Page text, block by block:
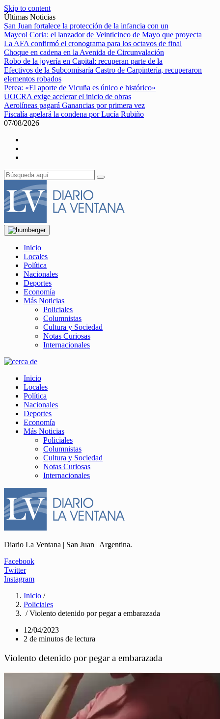
Skip to content
Últimas Noticias
San Juan fortalece la protección de la infancia con un
Maycol Coria: el lanzador de Veinticinco de Mayo que proyecta
La AFA confirmó el cronograma para los octavos de final
Choque en cadena en la Avenida de Circunvalación
Robo de la joyería en Capital: recuperan parte de la
Efectivos de la Subcomisaría Castro de Carpintería, recuperaron
elementos robados
Perea: «El aporte de Vicuña es único e histórico»
UOCRA exige acelerar el inicio de obras
Aerolíneas pagará Ganancias por primera vez
Fiscalía apelará la condena por Lucía Rubiño
07/08/2026
Inicio
Locales
Política
Nacionales
Deportes
Economía
Más Noticias
Policiales
Columnistas
Cultura y Sociedad
Notas Curiosas
Internacionales
Inicio
Locales
Política
Nacionales
Deportes
Economía
Más Noticias
Policiales
Columnistas
Cultura y Sociedad
Notas Curiosas
Internacionales
Diario La Ventana | San Juan | Argentina.
Facebook
Twitter
Instagram
Inicio /
Policiales
/ Violento detenido por pegar a embarazada
12/04/2023
2 de minutos de lectura
Violento detenido por pegar a embarazada